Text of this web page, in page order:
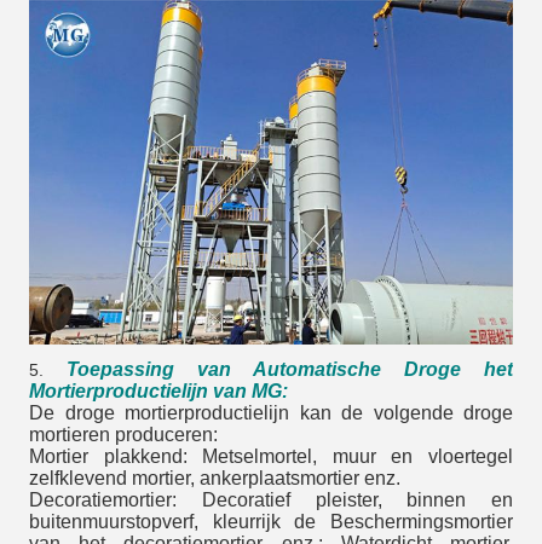
5. Toepassing van Automatische Droge het
Mortierproductielijn van MG:
De droge mortierproductielijn kan de volgende droge
mortieren produceren:
Mortier plakkend: Metselmortel, muur en vloertegel
zelfklevend mortier, ankerplaatsmortier enz.
Decoratiemortier: Decoratief pleister, binnen en
buitenmuurstopverf, kleurrijk de Beschermingsmortier